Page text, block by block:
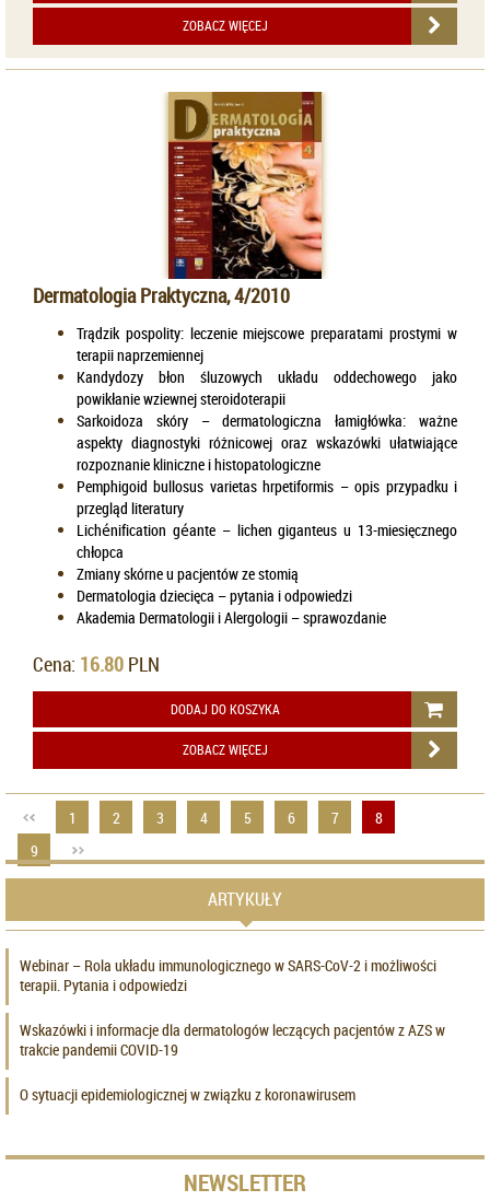
ZOBACZ WIĘCEJ
Dermatologia Praktyczna, 4/2010
Trądzik pospolity: leczenie miejscowe preparatami prostymi w
terapii naprzemiennej
Kandydozy błon śluzowych układu oddechowego jako
powikłanie wziewnej steroidoterapii
Sarkoidoza skóry – dermatologiczna łamigłówka: ważne
aspekty diagnostyki różnicowej oraz wskazówki ułatwiające
rozpoznanie kliniczne i histopatologiczne
Pemphigoid bullosus varietas hrpetiformis – opis przypadku i
przegląd literatury
Lichénification géante – lichen giganteus u 13-miesięcznego
chłopca
Zmiany skórne u pacjentów ze stomią
Dermatologia dziecięca – pytania i odpowiedzi
Akademia Dermatologii i Alergologii – sprawozdanie
Cena: 16.80 PLN
DODAJ DO KOSZYKA
ZOBACZ WIĘCEJ
1 2 3 4 5 6 7
8
9
ARTYKUŁY
Webinar – Rola układu immunologicznego w SARS-CoV-2 i możliwości
terapii. Pytania i odpowiedzi
Wskazówki i informacje dla dermatologów leczących pacjentów z AZS w
trakcie pandemii COVID-19
O sytuacji epidemiologicznej w związku z koronawirusem
NEWSLETTER